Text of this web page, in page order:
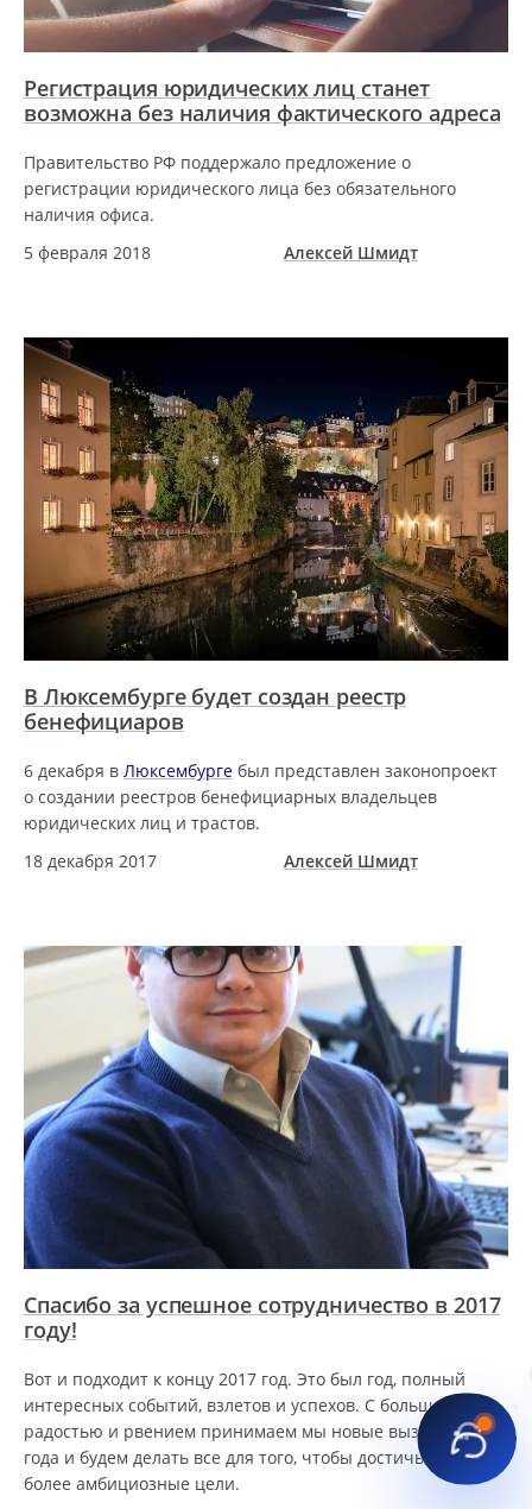
Регистрация юридических лиц станет
возможна без наличия фактического адреса
Правительство РФ поддержало предложение о
регистрации юридического лица без обязательного
наличия офиса.
5 февраля 2018
Алексей Шмидт
В Люксембурге будет создан реестр
бенефициаров
6 декабря в Люксембурге был представлен законопроект
о создании реестров бенефициарных владельцев
юридических лиц и трастов.
18 декабря 2017
Алексей Шмидт
Спасибо за успешное сотрудничество в 2017
году!
Вот и подходит к концу 2017 год. Это был год, полный
интересных событий, взлетов и успехов. С большой
радостью и рвением принимаем мы новые вызовы 2018
года и будем делать все для того, чтобы достичь еще
более амбициозные цели.